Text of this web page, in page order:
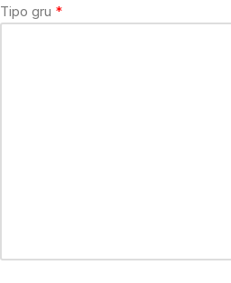
Tipo gru